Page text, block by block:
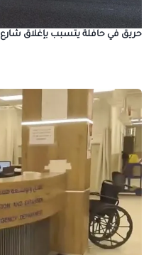
حريق في حافلة يتسبب بإغلاق شارع 7 جنوبًا أمام حركة المرور